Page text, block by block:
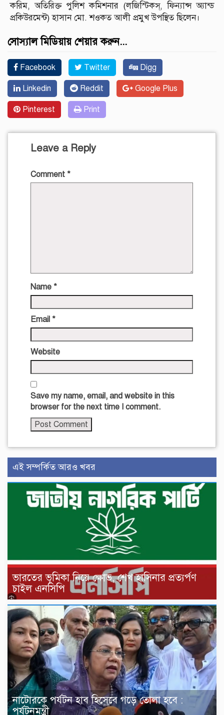
করিম, অতিরিক্ত পুলিশ কমিশনার (লজিস্টিকস্, ফিন্যান্স অ্যান্ড
প্রকিউরমেন্ট) হাসান মো. শওকত আলী প্রমুখ উপস্থিত ছিলেন।
সোস্যাল মিডিয়ায় শেয়ার করুন...
Facebook Twitter Digg
Linkedin Reddit Google Plus
Pinterest Print
Leave a Reply
Comment *
Name *
Email *
Website
Save my name, email, and website in this
browser for the next time I comment.
এই সম্পর্কিত আরও খবর
ভারতের ভূমিকা নিয়ে ক্ষোভ, শেখ হাসিনার প্রত্যর্পণ
চাইল এনসিপি
নাটোরকে পর্যটন হাব হিসেবে গড়ে তোলা হবে :
পর্যটনমন্ত্রী